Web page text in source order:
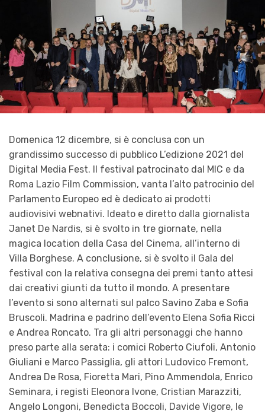
Domenica 12 dicembre, si è conclusa con un
grandissimo successo di pubblico L’edizione 2021 del
Digital Media Fest. Il festival patrocinato dal MIC e da
Roma Lazio Film Commission, vanta l’alto patrocinio del
Parlamento Europeo ed è dedicato ai prodotti
audiovisivi webnativi. Ideato e diretto dalla giornalista
Janet De Nardis, si è svolto in tre giornate, nella
magica location della Casa del Cinema, all’interno di
Villa Borghese. A conclusione, si è svolto il Gala del
festival con la relativa consegna dei premi tanto attesi
dai creativi giunti da tutto il mondo. A presentare
l’evento si sono alternati sul palco Savino Zaba e Sofia
Bruscoli. Madrina e padrino dell’evento Elena Sofia Ricci
e Andrea Roncato. Tra gli altri personaggi che hanno
preso parte alla serata: i comici Roberto Ciufoli, Antonio
Giuliani e Marco Passiglia, gli attori Ludovico Fremont,
Andrea De Rosa, Fioretta Mari, Pino Ammendola, Enrico
Seminara, i registi Eleonora Ivone, Cristian Marazziti,
Angelo Longoni, Benedicta Boccoli, Davide Vigore, le